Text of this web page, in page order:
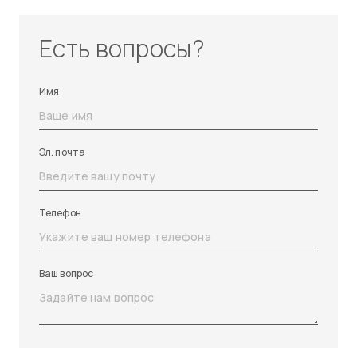
Есть вопросы?
Имя
Эл. почта
Телефон
Ваш вопрос